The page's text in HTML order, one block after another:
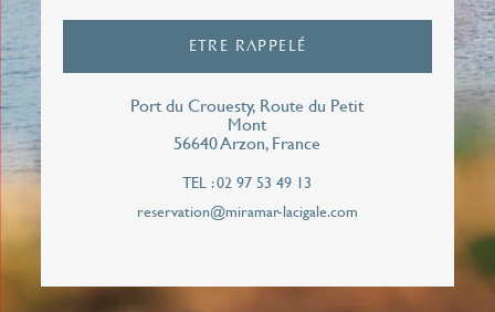
ETRE RAPPELÉ
Port du Crouesty, Route du Petit
Mont
56640 Arzon, France
TEL : 02 97 53 49 13
reservation@miramar-lacigale.com
Téléphone*
J'autorise le Miramar La Cigale à me contacter
de façon personnalisée pour répondre à cette